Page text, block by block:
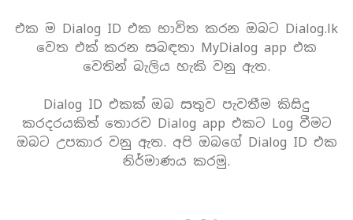
එක ම Dialog ID එක භාවිත කරන ඔබට Dialog.lk
වෙත එක් කරන සබඳතා MyDialog app එක
වෙතින් බැලිය හැකි වනු ඇත.
Dialog ID එකක් ඔබ සතුව පැවතීම කිසිදු
කරදරයකිත් තොරව Dialog app එකට Log වීමට
ඔබට උපකාර වනු ඇත. අපි ඔබගේ Dialog ID එක
නිර්මාණය කරමු.